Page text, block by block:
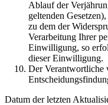
Ablauf der
geltenden
zu dem der
Verarbeitung Ihrer
Einwilligung, so
dieser Einwilligung.
Der Verantwortliche
Datum der letzten